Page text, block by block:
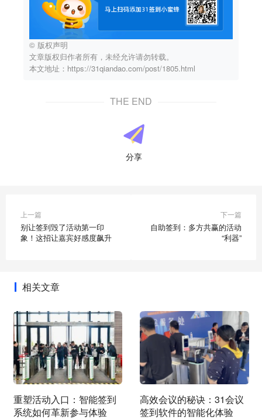
© 版权声明
文章版权归作者所有，未经允许请勿转载。
本文地址：https://31qiandao.com/post/1805.html
THE END
分享
上一篇
别让签到毁了活动第一印
象！这招让嘉宾好感度飙升
下一篇
自助签到：多方共赢的活动
“利器”
相关文章
重塑活动入口：智能签到
系统如何革新参与体验
高效会议的秘诀：31会议
签到软件的智能化体验